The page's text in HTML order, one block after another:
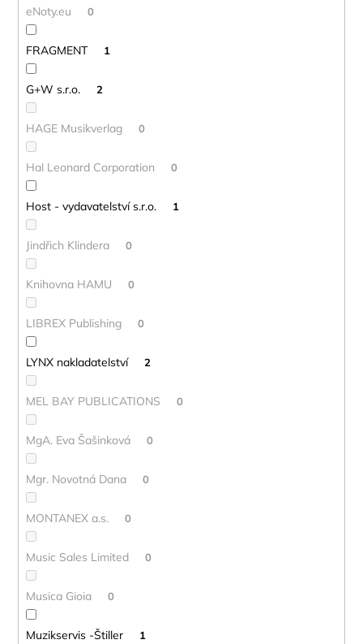
eNoty.eu 0
FRAGMENT 1
G+W s.r.o. 2
HAGE Musikverlag 0
Hal Leonard Corporation 0
Host - vydavatelství s.r.o. 1
Jindřich Klindera 0
Knihovna HAMU 0
LIBREX Publishing 0
LYNX nakladatelství 2
MEL BAY PUBLICATIONS 0
MgA. Eva Šašinková 0
Mgr. Novotná Dana 0
MONTANEX a.s. 0
Music Sales Limited 0
Musica Gioia 0
Muzikservis -Štiller 1